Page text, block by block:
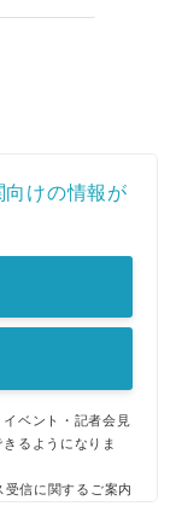
向けの情報が
ベント・記者会見
るようになりま
受信に関するご案内